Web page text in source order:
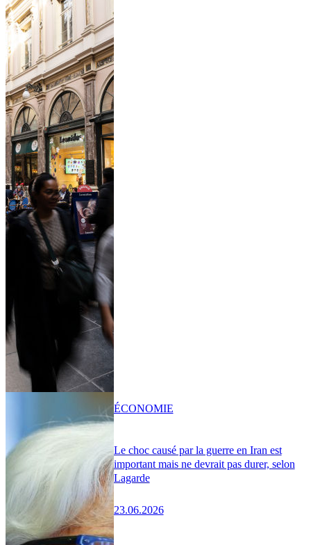
Le choc causé par la guerre en Iran est
important mais ne devrait pas durer, selon
Lagarde
23.06.2026
ÉCONOMIE